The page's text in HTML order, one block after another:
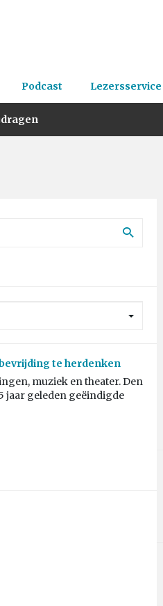
Podcast Lezersservice
te herdenken
muziek en theater. Den
jaar geleden geëindigde